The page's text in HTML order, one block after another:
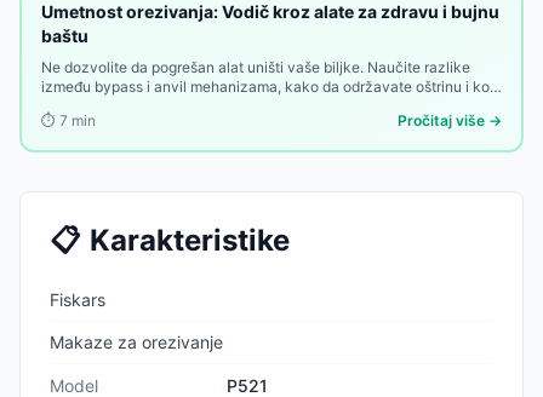
Umetnost orezivanja: Vodič kroz alate za zdravu i bujnu
baštu
Ne dozvolite da pogrešan alat uništi vaše biljke. Naučite razlike
između bypass i anvil mehanizama, kako da održavate oštrinu i koje
⏱️ 7 min Pročitaj više →
📋 Karakteristike
Fiskars
Makaze za orezivanje
Model P521